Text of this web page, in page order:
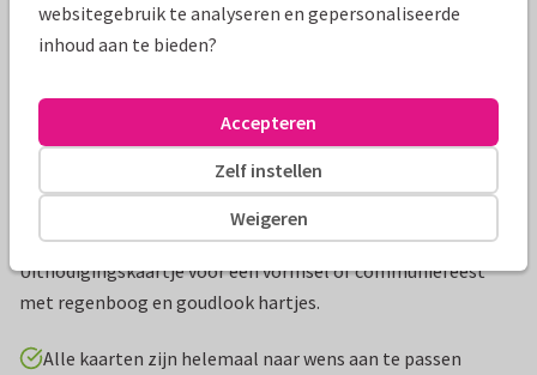
Uitnodigingskaartje voor een vormsel of communiefeest
met regenboog en goudlook hartjes.
Alle kaarten zijn helemaal naar wens aan te passen
websitegebruik te analyseren en gepersonaliseerde
inhoud aan te bieden?
Weigeren
Zelf instellen
Accepteren